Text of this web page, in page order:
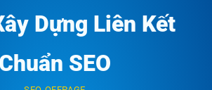
Dựng Liên Kết
Chuẩn SEO